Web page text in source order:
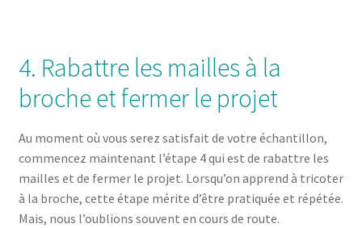
4. Rabattre les mailles à la
broche et fermer le projet
Au moment où vous serez satisfait de votre échantillon,
commencez maintenant l’étape 4 qui est de rabattre les
mailles et de fermer le projet. Lorsqu’on apprend à tricoter
à la broche, cette étape mérite d’être pratiquée et répétée.
Mais, nous l’oublions souvent en cours de route.